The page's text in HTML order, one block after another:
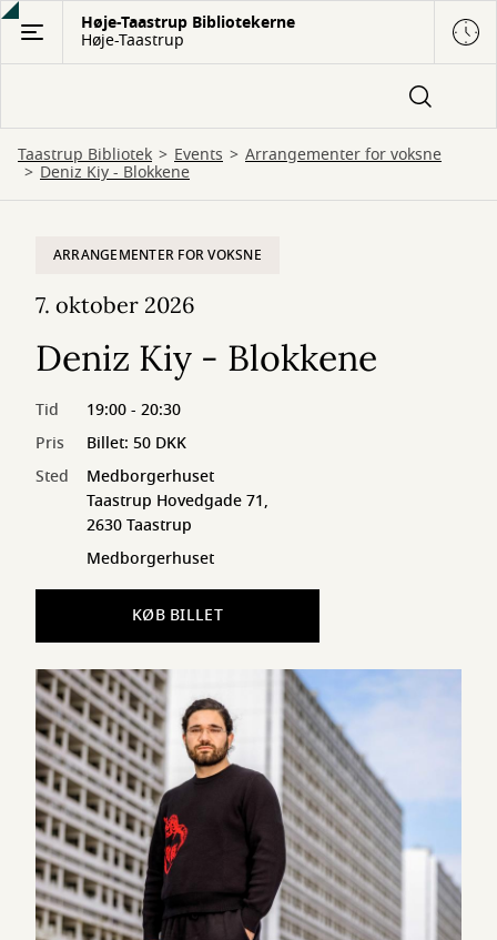
Gå
hovedindhold
Høje-Taastrup Bibliotekerne
Høje-Taastrup
Taastrup Bibliotek Events Arrangementer for voksne
Deniz Kiy - Blokkene
ARRANGEMENTER FOR VOKSNE
7. oktober 2026
Deniz Kiy - Blokkene
Tid
19:00 - 20:30
Pris
Billet: 50 DKK
Sted
Medborgerhuset
Taastrup Hovedgade 71,
2630 Taastrup
Medborgerhuset
KØB BILLET